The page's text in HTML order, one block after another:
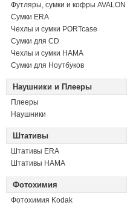
Футляры, сумки и кофры AVALON
Сумки ERA
Чехлы и сумки PORTcase
Сумки для CD
Чехлы и сумки HAMA
Сумки для Ноутбуков
Наушники и Плееры
Плееры
Наушники
Штативы
Штативы ERA
Штативы HAMA
Фотохимия
Фотохимия Kodak